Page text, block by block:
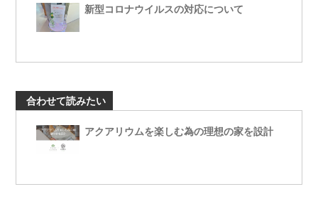
新型コロナウイルスの対応について
合わせて読みたい
アクアリウムを楽しむ為の理想の家を設計